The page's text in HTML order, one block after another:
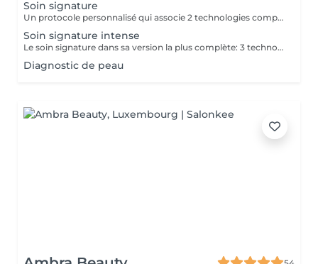
Soin signature
Un protocole personnalisé qui associe 2 technologies complémentaires, choisies selon les besoins de votre peau. Leurs actions en synergie révèlent éclat, fermeté et confort, pour des résultats visibles dès la première séance.
Soin signature intense
Le soin signature dans sa version la plus complète: 3 technologies et un protocole sur mesure pour répondre aux besoins niques de votre peau et apporter un résultat visible et immédiat.
Diagnostic de peau